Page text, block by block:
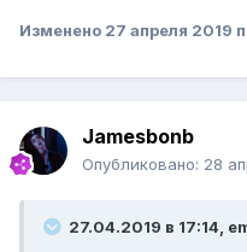
Изменено 27 апреля 2019
Jamesbonb
Опубликовано: 28
27.04.2019 в 17:14,